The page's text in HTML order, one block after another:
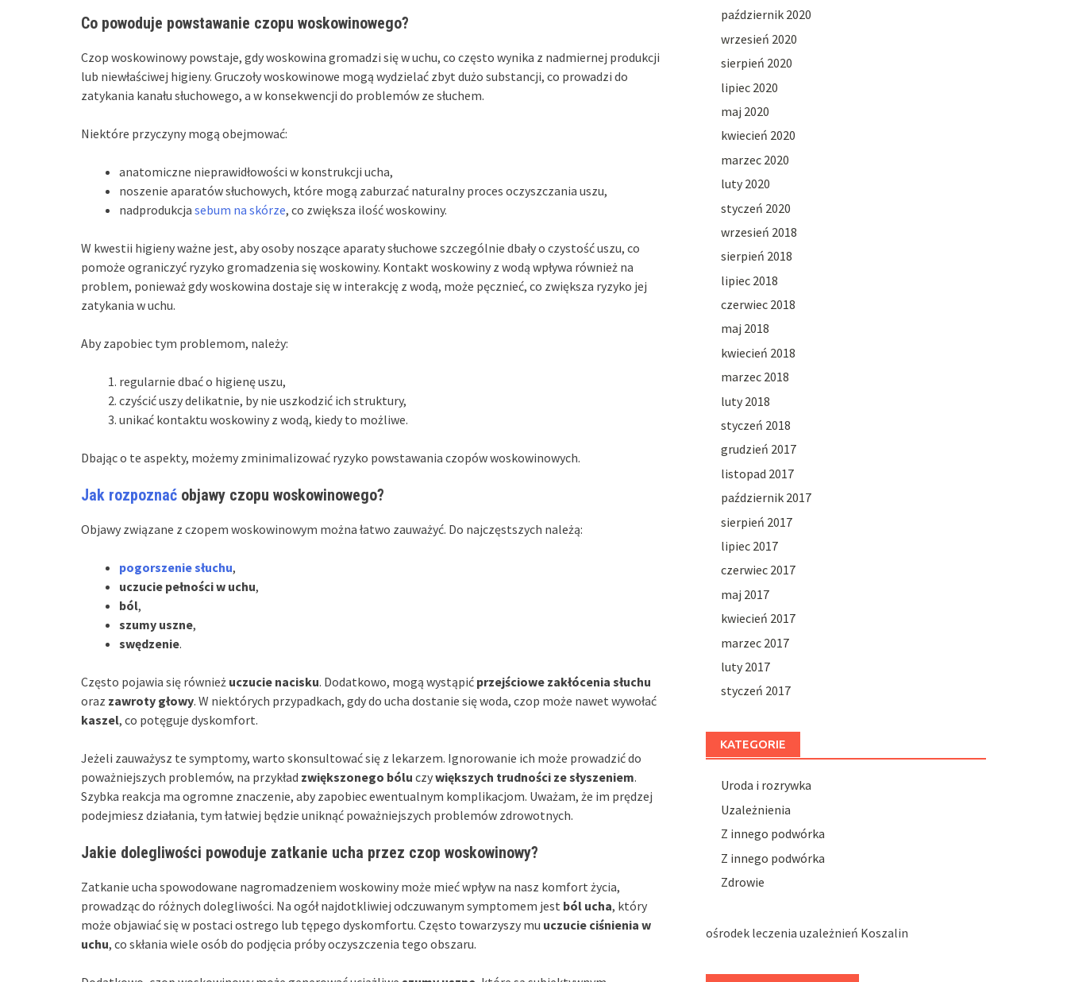
Co powoduje powstawanie czopu woskowinowego?
Czop woskowinowy powstaje, gdy woskowina gromadzi się w uchu, co często wynika z nadmiernej produkcji
lub niewłaściwej higieny. Gruczoły woskowinowe mogą wydzielać zbyt dużo substancji, co prowadzi do
zatykania kanału słuchowego, a w konsekwencji do problemów ze słuchem.
Niektóre przyczyny mogą obejmować:
anatomiczne nieprawidłowości w konstrukcji ucha,
noszenie aparatów słuchowych, które mogą zaburzać naturalny proces oczyszczania uszu,
nadprodukcja sebum na skórze, co zwiększa ilość woskowiny.
W kwestii higieny ważne jest, aby osoby noszące aparaty słuchowe szczególnie dbały o czystość uszu, co
pomoże ograniczyć ryzyko gromadzenia się woskowiny. Kontakt woskowiny z wodą wpływa również na
problem, ponieważ gdy woskowina dostaje się w interakcję z wodą, może pęcznieć, co zwiększa ryzyko jej
zatykania w uchu.
Aby zapobiec tym problemom, należy:
regularnie dbać o higienę uszu,
czyścić uszy delikatnie, by nie uszkodzić ich struktury,
unikać kontaktu woskowiny z wodą, kiedy to możliwe.
Dbając o te aspekty, możemy zminimalizować ryzyko powstawania czopów woskowinowych.
Jak rozpoznać objawy czopu woskowinowego?
Objawy związane z czopem woskowinowym można łatwo zauważyć. Do najczęstszych należą:
pogorszenie słuchu,
uczucie pełności w uchu,
ból,
szumy uszne,
swędzenie.
Często pojawia się również uczucie nacisku. Dodatkowo, mogą wystąpić przejściowe zakłócenia słuchu
oraz zawroty głowy. W niektórych przypadkach, gdy do ucha dostanie się woda, czop może nawet wywołać
kaszel, co potęguje dyskomfort.
Jeżeli zauważysz te symptomy, warto skonsultować się z lekarzem. Ignorowanie ich może prowadzić do
poważniejszych problemów, na przykład zwiększonego bólu czywiększych trudności ze słyszeniem.
Szybka reakcja ma ogromne znaczenie, aby zapobiec ewentualnym komplikacjom. Uważam, że im prędzej
podejmiesz działania, tym łatwiej będzie uniknąć poważniejszych problemów zdrowotnych.
Jakie dolegliwości powoduje zatkanie ucha przez czop woskowinowy?
Zatkanie ucha spowodowane nagromadzeniem woskowiny może mieć wpływ na nasz komfort życia,
prowadząc do różnych dolegliwości. Na ogół najdotkliwiej odczuwanym symptomem jest ból ucha, który
może objawiać się w postaci ostrego lub tępego dyskomfortu. Często towarzyszy mu uczucie ciśnienia w
uchu, co skłania wiele osób do podjęcia próby oczyszczenia tego obszaru.
październik 2020
wrzesień 2020
sierpień 2020
lipiec 2020
maj 2020
kwiecień 2020
marzec 2020
luty 2020
styczeń 2020
wrzesień 2018
sierpień 2018
lipiec 2018
czerwiec 2018
maj 2018
kwiecień 2018
marzec 2018
luty 2018
styczeń 2018
grudzień 2017
listopad 2017
październik 2017
sierpień 2017
lipiec 2017
czerwiec 2017
maj 2017
kwiecień 2017
marzec 2017
luty 2017
styczeń 2017
KATEGORIE
Uroda i rozrywka
Uzależnienia
Z innego podwórka
Z innego podwórka
Zdrowie
ośrodek leczenia uzależnień Koszalin